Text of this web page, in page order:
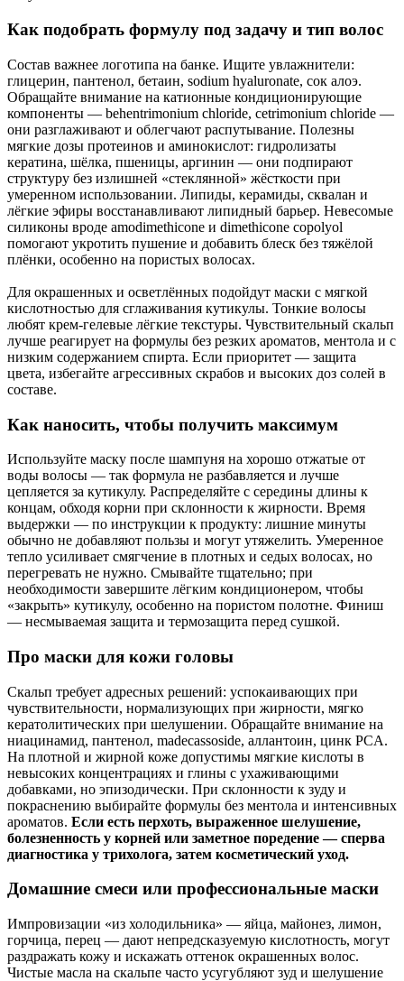
Как подобрать формулу под задачу и тип волос
Состав важнее логотипа на банке. Ищите увлажнители:
глицерин, пантенол, бетаин, sodium hyaluronate, сок алоэ.
Обращайте внимание на катионные кондиционирующие
компоненты — behentrimonium chloride, cetrimonium chloride —
они разглаживают и облегчают распутывание. Полезны
мягкие дозы протеинов и аминокислот: гидролизаты
кератина, шёлка, пшеницы, аргинин — они подпирают
структуру без излишней «стеклянной» жёсткости при
умеренном использовании. Липиды, керамиды, сквалан и
лёгкие эфиры восстанавливают липидный барьер. Невесомые
силиконы вроде amodimethicone и dimethicone copolyol
помогают укротить пушение и добавить блеск без тяжёлой
плёнки, особенно на пористых волосах.
Для окрашенных и осветлённых подойдут маски с мягкой
кислотностью для сглаживания кутикулы. Тонкие волосы
любят крем‑гелевые лёгкие текстуры. Чувствительный скальп
лучше реагирует на формулы без резких ароматов, ментола и с
низким содержанием спирта. Если приоритет — защита
цвета, избегайте агрессивных скрабов и высоких доз солей в
составе.
Как наносить, чтобы получить максимум
Используйте маску после шампуня на хорошо отжатые от
воды волосы — так формула не разбавляется и лучше
цепляется за кутикулу. Распределяйте с середины длины к
концам, обходя корни при склонности к жирности. Время
выдержки — по инструкции к продукту: лишние минуты
обычно не добавляют пользы и могут утяжелить. Умеренное
тепло усиливает смягчение в плотных и седых волосах, но
перегревать не нужно. Смывайте тщательно; при
необходимости завершите лёгким кондиционером, чтобы
«закрыть» кутикулу, особенно на пористом полотне. Финиш
— несмываемая защита и термозащита перед сушкой.
Про маски для кожи головы
Скальп требует адресных решений: успокаивающих при
чувствительности, нормализующих при жирности, мягко
кератолитических при шелушении. Обращайте внимание на
ниацинамид, пантенол, madecassoside, аллантоин, цинк PCA.
На плотной и жирной коже допустимы мягкие кислоты в
невысоких концентрациях и глины с ухаживающими
добавками, но эпизодически. При склонности к зуду и
покраснению выбирайте формулы без ментола и интенсивных
ароматов. Если есть перхоть, выраженное шелушение,
болезненность у корней или заметное поредение — сперва
диагностика у трихолога, затем косметический уход.
Домашние смеси или профессиональные маски
Импровизации «из холодильника» — яйца, майонез, лимон,
горчица, перец — дают непредсказуемую кислотность, могут
раздражать кожу и искажать оттенок окрашенных волос.
Чистые масла на скальпе часто усугубляют зуд и шелушение